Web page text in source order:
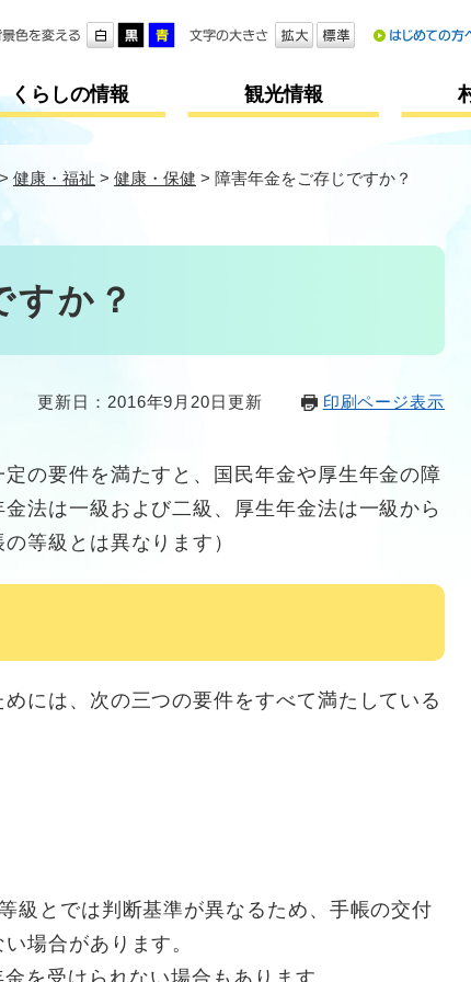
くらしの情報 観光情報
> 健康・福祉 > 健康・保健 > 障害年金をご存じですか？
すか？
更新日：2016年9月20日更新 印刷ページ表示
の要件を満たすと、国民年金や厚生年金の障
法は一級および二級、厚生年金法は一級から
等級とは異なります）
には、次の三つの要件をすべて満たしている
級とでは判断基準が異なるため、手帳の交付
場合があります。